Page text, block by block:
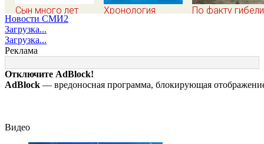
Сын много лет
стыдился простой
работы отца, пока
не узнал, ради чего
тот отказался от
карьеры - история
одной семьи
Хронология
жены: шесть
шокирующих
фактов, новые
По факту гибели
уголовное дело
Новости СМИ2
Загрузка...
Загрузка...
Реклама
Отключите AdBlock!
AdBlock — вредоносная программа, блокирующая
Видео